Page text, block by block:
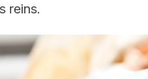
reins.